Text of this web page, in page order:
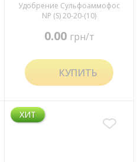
Удобрение Сульфоаммофос
NP (S) 20-20-(10)
0.00 грн/т
КУПИТЬ
ХИТ